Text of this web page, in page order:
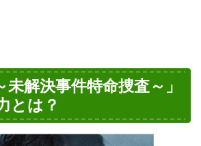
未解決事件特命捜査～」
とは？